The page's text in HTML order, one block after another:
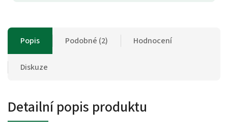
Popis Podobné (2) Hodnocení
Diskuze
Detailní popis produktu